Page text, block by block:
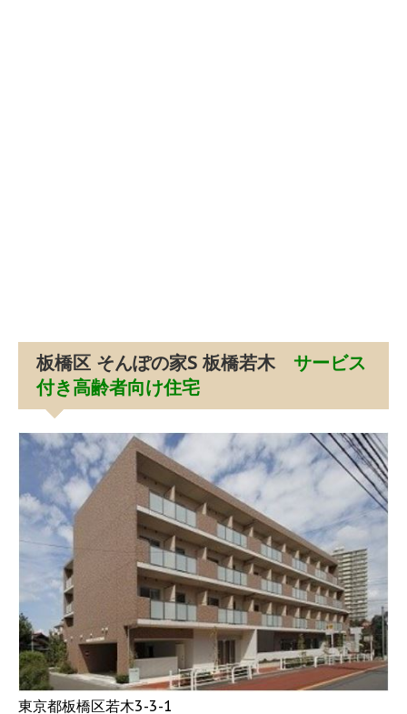
板橋区 そんぽの家S 板橋若木 サービス
付き高齢者向け住宅
東京都板橋区若木3-3-1